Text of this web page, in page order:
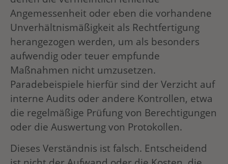
Angemessenheit oder eben die vorhandene
Unverhältnismäßigkeit als Rechtfertigung
herangezogen werden, um als besonders
aufwendig oder teuer empfunde
Maßnahmen nicht umzusetzen.
Paradebeispiele hierfür sind der Verzicht auf
interne Audits oder andere Kontrollen, etwa
die regelmäßige Prüfung von Berechtigungen
oder die Auswertung von Protokollen.
Dieses Verständnis ist falsch. Entscheidend